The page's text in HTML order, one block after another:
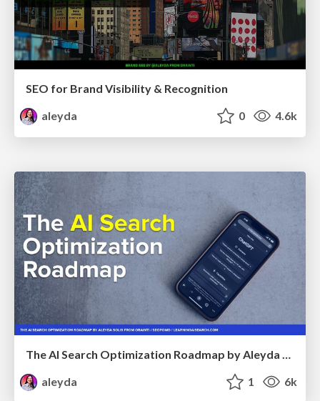
SEO for Brand Visibility & Recognition
aleyda
0 4.6k
The AI Search Optimization Roadmap by Aleyda Solis
aleyda
1 6k